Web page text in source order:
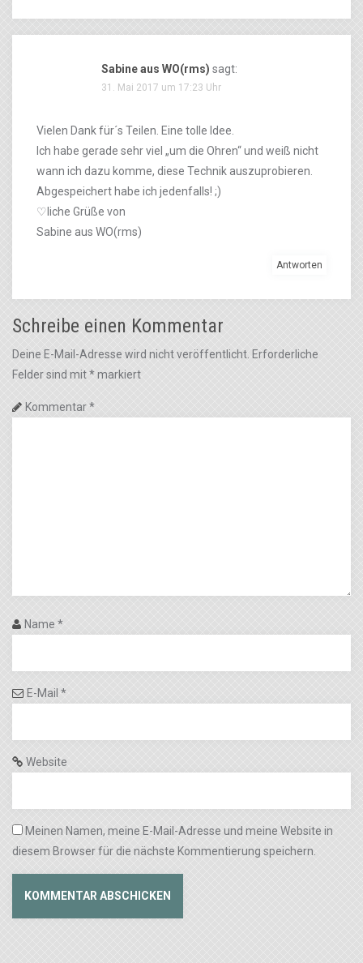
Sabine aus WO(rms) sagt:
31. Mai 2017 um 17:23 Uhr
Vielen Dank für´s Teilen. Eine tolle Idee.
Ich habe gerade sehr viel „um die Ohren“ und weiß nicht
wann ich dazu komme, diese Technik auszuprobieren.
Abgespeichert habe ich jedenfalls! ;)
♡liche Grüße von
Sabine aus WO(rms)
Antworten
Schreibe einen Kommentar
Deine E-Mail-Adresse wird nicht veröffentlicht. Erforderliche
Felder sind mit*markiert
Kommentar*
Name *
E-Mail *
Website
Meinen Namen, meine E-Mail-Adresse und meine Website in
diesem Browser für die nächste Kommentierung speichern.